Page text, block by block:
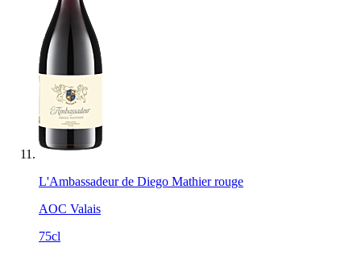
L'Ambassadeur de Diego Mathier rouge
AOC Valais
75cl